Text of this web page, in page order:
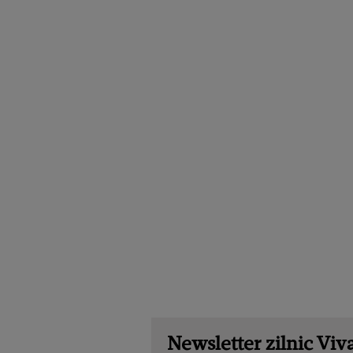
Newsletter zilnic